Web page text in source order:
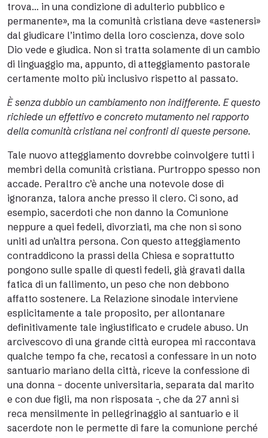
trova… in una condizione di adulterio pubblico e
permanente», ma la comunità cristiana deve «astenersi»
dal giudicare l’intimo della loro coscienza, dove solo
Dio vede e giudica. Non si tratta solamente di un cambio
di linguaggio ma, appunto, di atteggiamento pastorale
certamente molto più inclusivo rispetto al passato.
È senza dubbio un cambiamento non indifferente. E questo
richiede un effettivo e concreto mutamento nel rapporto
della comunità cristiana nei confronti di queste persone.
Tale nuovo atteggiamento dovrebbe coinvolgere tutti i
membri della comunità cristiana. Purtroppo spesso non
accade. Peraltro c’è anche una notevole dose di
ignoranza, talora anche presso il clero. Ci sono, ad
esempio, sacerdoti che non danno la Comunione
neppure a quei fedeli, divorziati, ma che non si sono
uniti ad un’altra persona. Con questo atteggiamento
contraddicono la prassi della Chiesa e soprattutto
pongono sulle spalle di questi fedeli, già gravati dalla
fatica di un fallimento, un peso che non debbono
affatto sostenere. La Relazione sinodale interviene
esplicitamente a tale proposito, per allontanare
definitivamente tale ingiustificato e crudele abuso. Un
arcivescovo di una grande città europea mi raccontava
qualche tempo fa che, recatosi a confessare in un noto
santuario mariano della città, riceve la confessione di
una donna – docente universitaria, separata dal marito
e con due figli, ma non risposata -, che da 27 anni si
reca mensilmente in pellegrinaggio al santuario e il
sacerdote non le permette di fare la comunione perché